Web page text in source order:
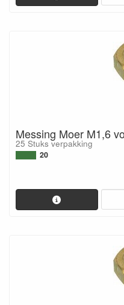
Messing Moer M1,6
25 Stuks verpakking
20